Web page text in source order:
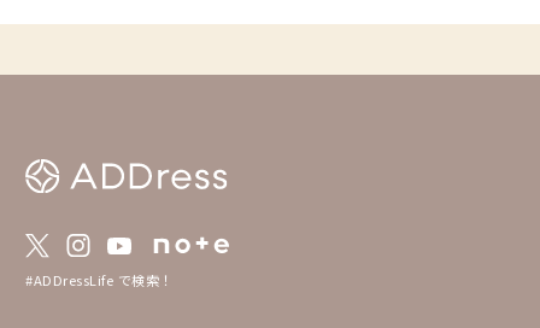
い。
#ADDressLife で検索！